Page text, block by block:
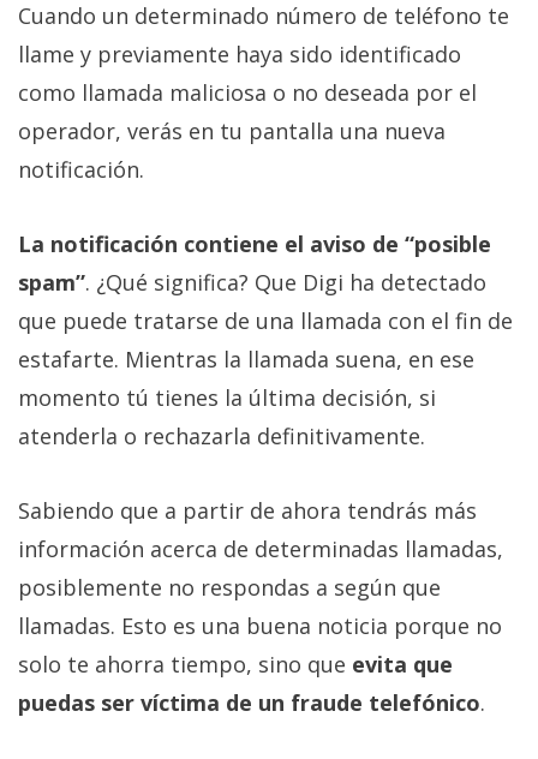
Cuando un determinado número de teléfono te
llame y previamente haya sido identificado
como llamada maliciosa o no deseada por el
operador, verás en tu pantalla una nueva
notificación.
La notificación contiene el aviso de “posible
spam”. ¿Qué significa? Que Digi ha detectado
que puede tratarse de una llamada con el fin de
estafarte. Mientras la llamada suena, en ese
momento tú tienes la última decisión, si
atenderla o rechazarla definitivamente.
Sabiendo que a partir de ahora tendrás más
información acerca de determinadas llamadas,
posiblemente no respondas a según que
llamadas. Esto es una buena noticia porque no
solo te ahorra tiempo, sino que evita que
puedas ser víctima de un fraude telefónico.